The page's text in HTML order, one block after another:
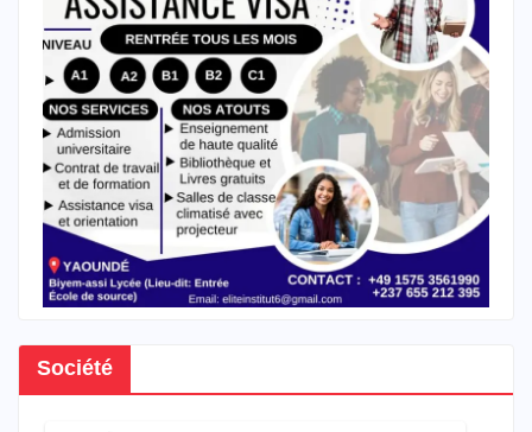
Société